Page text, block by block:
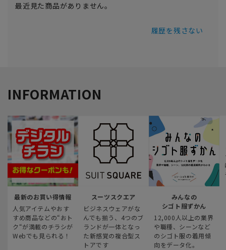
最近見た商品がありません。
履歴を残さない
INFORMATION
最新のお買い得情報
人気アイテムやおす
すめ商品などの“おト
ク“が満載のチラシが
Webでも見られる！
スーツスクエア
ビジネスウェアがな
んでも揃う、4つのブ
ランドが一体となっ
た新感覚の複合型ス
トアです
みんなの
シゴト服ずかん
12,000人以上の業界
や職種、シーンなど
のシゴト服の着用傾
向をデータ化。